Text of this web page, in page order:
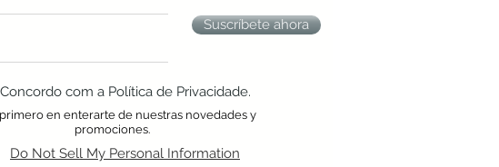
Suscríbete ahora
Concordo com a Política de Privacidade.
en enterarte de nuestras novedades y
promociones.
Do Not Sell My Personal Information